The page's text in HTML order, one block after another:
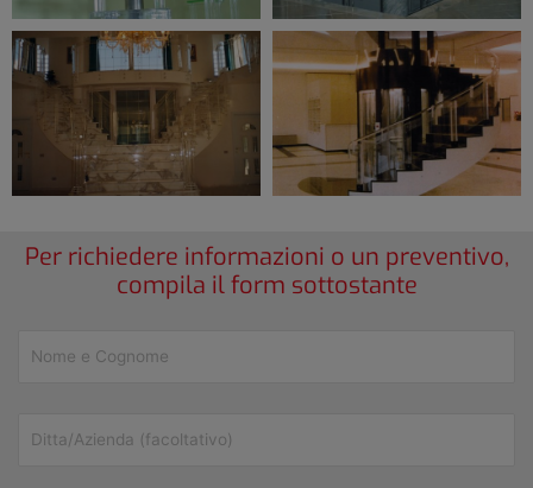
Per richiedere informazioni o un preventivo,
compila il form sottostante